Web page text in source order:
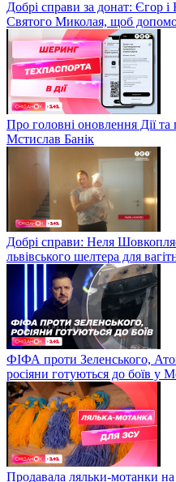
Добрі справи за донат: Єгор і
Святого Миколая, щоб
Про головні оновлення Дії
Мстислав Банік
Добрі справи: Неля
львівського шелтера для
ФІФА проти Зеленського,
росіяни готуються до боїв у
Продавала ляльки-мотанки